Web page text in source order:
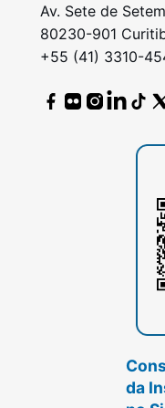
Av. Sete de
80230-901
+55 (41) 3310-
da